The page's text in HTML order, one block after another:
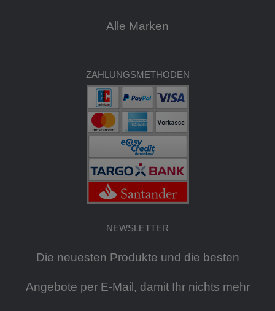
Alle Marken
ZAHLUNGSMETHODEN
NEWSLETTER
Die neuesten Produkte und die besten
Angebote per E-Mail, damit Ihr nichts mehr